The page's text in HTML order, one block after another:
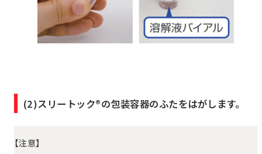
(2)スリートック®の包装容器のふたをはがします。
【注意】